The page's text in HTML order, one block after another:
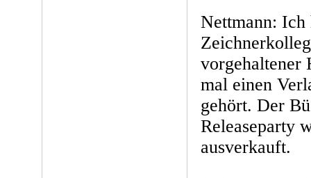
Nettmann: Ich
vorgehaltener
mal einen
gehört. Der
Releaseparty
ausverkauft.